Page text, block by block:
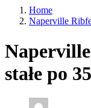
Home
Naperville
stałe po